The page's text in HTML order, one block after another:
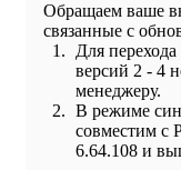
Обращаем ваше
связанные с
Для
версий 2 - 4
менеджеру.
В режиме
совместим с
6.64.108 и